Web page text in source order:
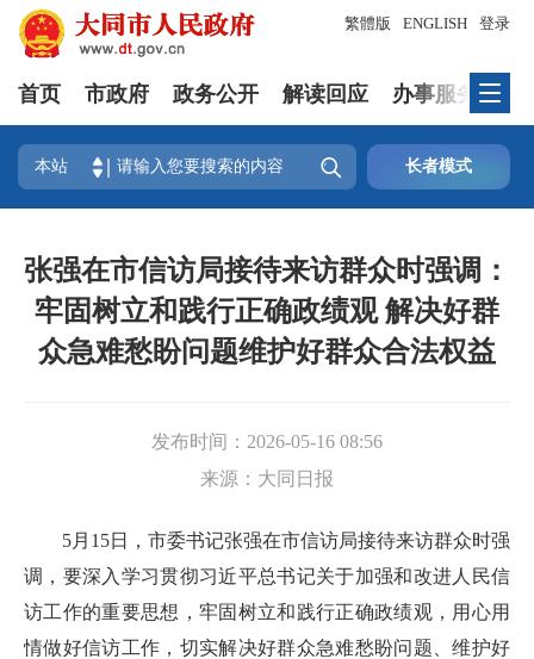
登录
繁體版 ENGLISH
首页 市政府 政务公开 解读回应 办事服务
本站  长者模式
张强在市信访局接待来访群众时强调：
牢固树立和践行正确政绩观 解决好群
众急难愁盼问题维护好群众合法权益
发布时间： 2026-05-16 08:56
来源： 大同日报
5月15日，市委书记张强在市信访局接待来访群众时强
调，要深入学习贯彻习近平总书记关于加强和改进人民信
访工作的重要思想，牢固树立和践行正确政绩观，用心用
情做好信访工作，切实解决好群众急难愁盼问题、维护好